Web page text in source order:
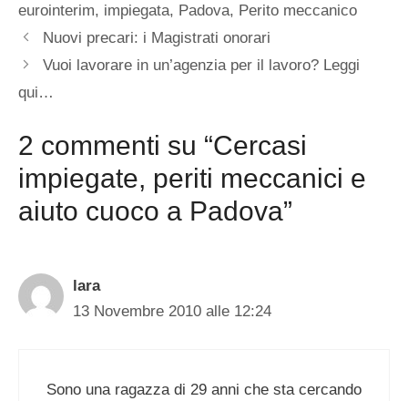
eurointerim, impiegata, Padova, Perito meccanico
Nuovi precari: i Magistrati onorari
Vuoi lavorare in un’agenzia per il lavoro? Leggi
qui…
2 commenti su “Cercasi
impiegate, periti meccanici e
aiuto cuoco a Padova”
lara
13 Novembre 2010 alle 12:24
Sono una ragazza di 29 anni che sta cercando